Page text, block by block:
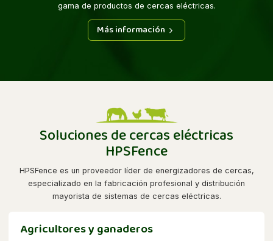
gama de productos de cercas eléctricas.
Más información
Soluciones de cercas eléctricas
HPSFence
HPSFence es un proveedor líder de energizadores de cercas,
especializado en la fabricación profesional y distribución
mayorista de sistemas de cercas eléctricas.
Agricultores y ganaderos